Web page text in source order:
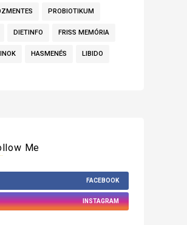
PROBIOTIKUM
DIETINFO FRISS MEMÓRIA
HASMENÉS LIBIDO
Me
FACEBOOK
INSTAGRAM